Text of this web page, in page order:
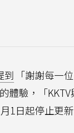
到
「謝謝每一
驗，「
1日起停止更新